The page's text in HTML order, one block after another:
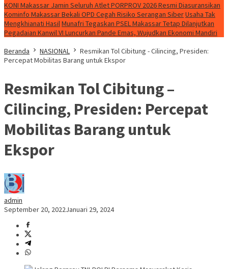
KONI Makassar Jamin Seluruh Atlet PORPROV 2026 Resmi Diasuransikan
Kominfo Makassar Bekali OPD Cegah Risiko Serangan SiberUsaha Tak
Mengkhianati HasilMunafri Tegaskan PSEL Makassar Tetap Dilanjutkan
Pegadaian Kanwil VI Luncurkan Pande Emas, Wujudkan Ekonomi Mandiri
Beranda
NASIONAL
Resmikan Tol Cibitung - Cilincing, Presiden:
Percepat Mobilitas Barang untuk Ekspor
Resmikan Tol Cibitung –
Cilincing, Presiden: Percepat
Mobilitas Barang untuk
Ekspor
admin
September 20, 2022Januari 29, 2024